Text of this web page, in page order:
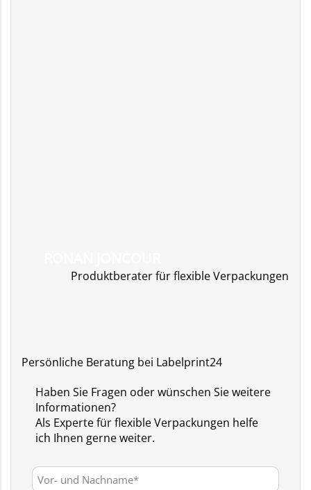
Produktberater für flexible Verpackungen
Persönliche Beratung bei Labelprint24
Haben Sie Fragen oder wünschen Sie weitere
Informationen?
Als Experte für flexible Verpackungen helfe
ich Ihnen gerne weiter.